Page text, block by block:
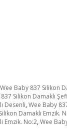
Wee Baby 837 Silikon
Silikon Damaklı
Desenli,Wee Baby
Damaklı Emzik.
Emzik. No:2,Wee